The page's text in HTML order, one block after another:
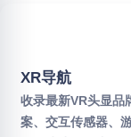
XR导航
收录最新VR头显品
案、交互传感器、